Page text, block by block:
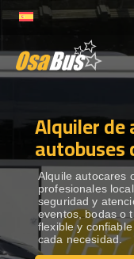
to
ALQUILER DE
DESTINOS
RECORRIDAS
Alquiler
Alquile autocares
profesionales
seguridad y
eventos, bodas o
flexible y
cada necesidad.